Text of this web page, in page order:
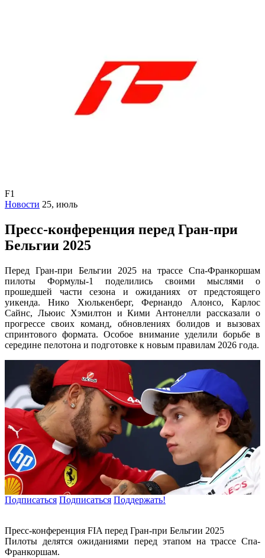
F1
Новости 25, июль
Пресс-конференция перед Гран-при
Бельгии 2025
Перед Гран-при Бельгии 2025 на трассе Спа-Франкоршам
пилоты Формулы-1 поделились своими мыслями о
прошедшей части сезона и ожиданиях от предстоящего
уикенда. Нико Хюлькенберг, Фернандо Алонсо, Карлос
Сайнс, Льюис Хэмилтон и Кими Антонелли рассказали о
прогрессе своих команд, обновлениях болидов и вызовах
спринтового формата. Особое внимание уделили борьбе в
середине пелотона и подготовке к новым правилам 2026 года.
Подписаться Подписаться Поддержать!
Пресс-конференция FIA перед Гран-при Бельгии 2025
Пилоты делятся ожиданиями перед этапом на трассе Спа-
Франкоршам.